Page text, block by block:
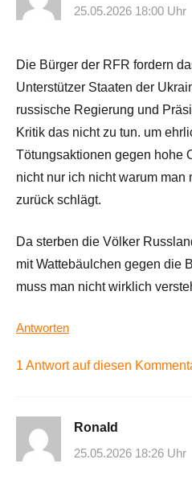
25.05.2026 18:00 Uhr
Die Bürger der RFR fordern
Unterstützer Staaten der
russische Regierung und
Kritik das nicht zu tun. um
Tötungsaktionen gegen hohe
nicht nur ich nicht warum man
zurück schlägt.
Da sterben die Völker
mit Wattebäulchen gegen die
muss man nicht wirklich
Antworten
1 Antwort auf diesen
Ronald
25.05.2026 18:26 Uhr